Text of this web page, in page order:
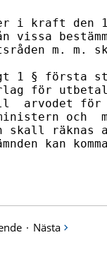
i kraft den
vissa
m. m.
1 § första
för
arvodet för
och
skall räknas
kan
· Nästa